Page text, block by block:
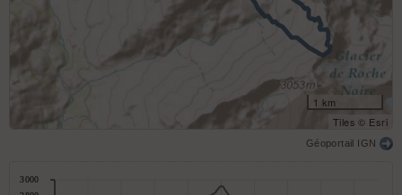
1 km
Tiles © Esri
Géoportail IGN